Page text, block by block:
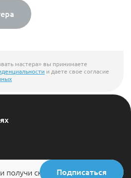
мастера» вы принимаете
и даете свое согласие
Подписаться